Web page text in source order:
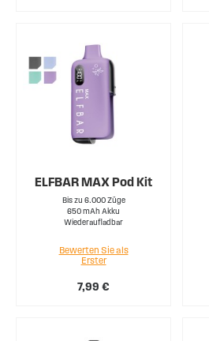
ELFBAR MAX Pod Kit
Bis zu 6.000 Züge
650 mAh Akku
Wiederaufladbar
7,99 €
Bewerten Sie als
Erster